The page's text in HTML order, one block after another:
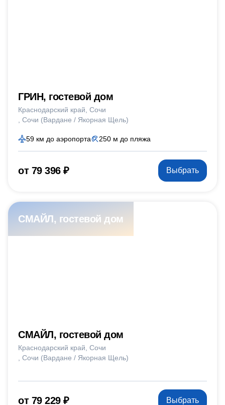
ГРИН, гостевой дом
Краснодарский край Сочи
Сочи (Вардане / Якорная Щель)
59 км до аэропорта 250 м до пляжа
от 79 396 ₽ Выбрать
СМАЙЛ, гостевой дом
СМАЙЛ, гостевой дом
Краснодарский край Сочи
Сочи (Вардане / Якорная Щель)
от 79 229 ₽ Выбрать